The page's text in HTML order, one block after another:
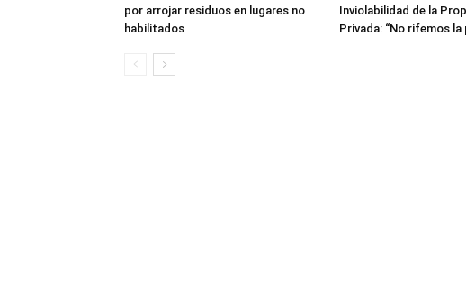
por arrojar residuos en lugares no
habilitados
Inviolabilidad de la
Privada: “No rifemos la